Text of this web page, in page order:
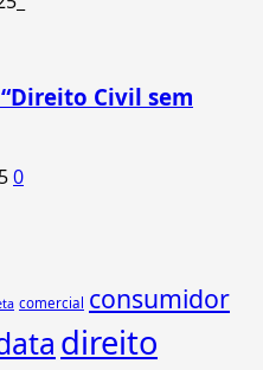
Civil sem
0
comercial consumidor
direito